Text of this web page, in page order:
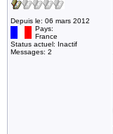
Depuis le: 06 mars 2012
Pays:
France
Status actuel: Inactif
Messages: 2